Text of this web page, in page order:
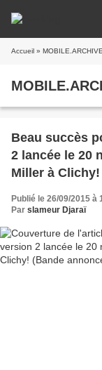
Accueil »
Beau succès
2 lancée le 20
Miller à
vidéos du
Publié le 26/09/2015 à
Par slameur Djaraï